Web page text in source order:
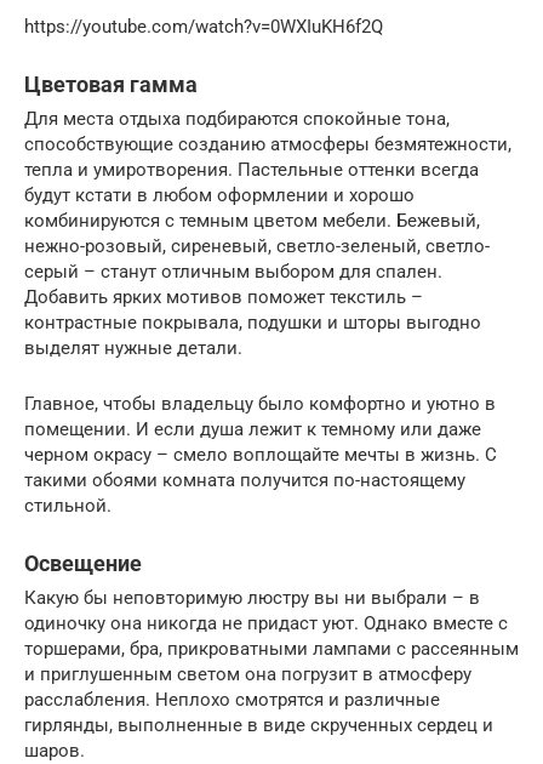
https://youtube.com/watch?v=0WXIuKH6f2Q
Цветовая гамма
Для места отдыха подбираются спокойные тона,
способствующие созданию атмосферы безмятежности,
тепла и умиротворения. Пастельные оттенки всегда
будут кстати в любом оформлении и хорошо
комбинируются с темным цветом мебели. Бежевый,
нежно-розовый, сиреневый, светло-зеленый, светло-
серый – станут отличным выбором для спален.
Добавить ярких мотивов поможет текстиль –
контрастные покрывала, подушки и шторы выгодно
выделят нужные детали.
Главное, чтобы владельцу было комфортно и уютно в
помещении. И если душа лежит к темному или даже
черном окрасу – смело воплощайте мечты в жизнь. С
такими обоями комната получится по-настоящему
стильной.
Освещение
Какую бы неповторимую люстру вы ни выбрали – в
одиночку она никогда не придаст уют. Однако вместе с
торшерами, бра, прикроватными лампами с рассеянным
и приглушенным светом она погрузит в атмосферу
расслабления. Неплохо смотрятся и различные
гирлянды, выполненные в виде скрученных сердец и
шаров.